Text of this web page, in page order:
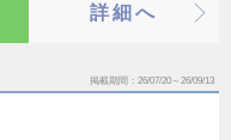
詳細へ
掲載期間 26/07/20～26/09/13